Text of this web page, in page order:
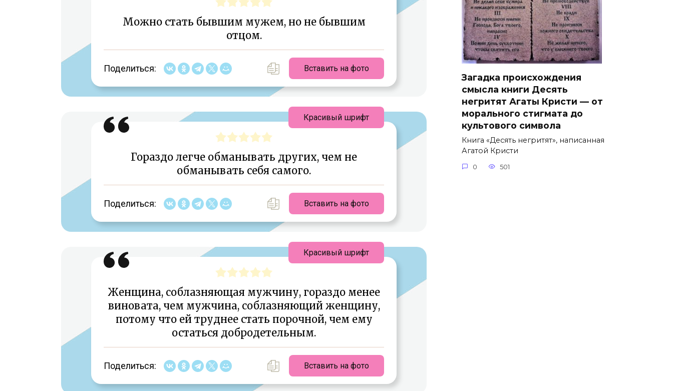
Можно стать бывшим мужем, но не бывшим
отцом.
Поделиться: Вставить на фото
Гораздо легче обманывать других, чем не
обманывать себя самого.
Поделиться: Вставить на фото
Красивый шрифт
Женщина, соблазняющая мужчину, гораздо менее
виновата, чем мужчина, соблазняющий женщину,
потому что ей труднее стать порочной, чем ему
остаться добродетельным.
Поделиться: Вставить на фото
Красивый шрифт
Загадка происхождения
смысла книги Десять
негритят Агаты Кристи — от
морального стигмата до
культового символа
Книга «Десять негритят», написанная
Агатой Кристи
0 501